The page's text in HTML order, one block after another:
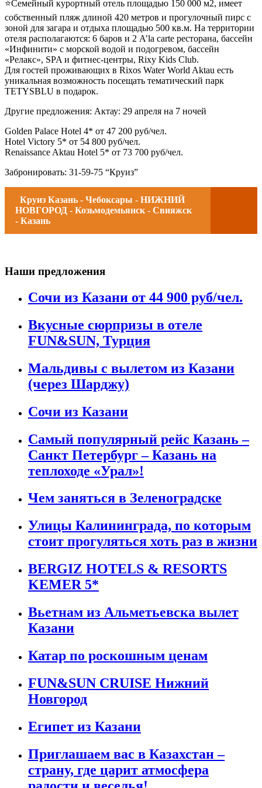
⭐Семейный курортный отель площадью 150 000 м2, имеет
собственный пляж длиной 420 метров и прогулочный пирс с
зоной для загара и отдыха площадью 500 кв.м. На территории
отеля располагаются: 6 баров и 2 A’la carte ресторана, бассейн
«Инфинити» с морской водой и подогревом, бассейн
«Релакс», SPA и фитнес-центры, Rixy Kids Club.
Для гостей проживающих в Rixos Water World Aktau есть
уникальная возможность посещать тематический парк
TETYSBLU в подарок.
Другие предложения: Актау: 29 апреля на 7 ночей
Golden Palace Hotel 4* от 47 200 руб/чел.
Hotel Victory 5* от 54 800 руб/чел.
Renaissance Aktau Hotel 5* от 73 700 руб/чел.
Забронировать: 31-59-75 “Круиз”
Круиз Казань - Чебоксары - НИЖНИЙ
НОВГОРОД - Козьмодемьянск - Свияжск
- Казань
Наши предложения
Сочи из Казани от 44 900 руб/чел.
Вкусные сюрпризы в отеле
FUN&SUN, Турция
Мальдивы с вылетом из Казани
(через Шарджу)
Сочи из Казани
Самый популярный рейс Казань –
Санкт Петербург – Казань на
теплоходе «Урал»!
Чем заняться в Зеленоградске
Улицы Калининграда, по которым
стоит прогуляться хоть раз в жизни
BERGIZ HOTELS & RESORTS
KEMER 5*
Вьетнам из Альметьевска вылет
Казани
Катар по роскошным ценам
FUN&SUN CRUISE Нижний
Новгород
Египет из Казани
Приглашаем вас в Казахстан –
страну, где царит атмосфера